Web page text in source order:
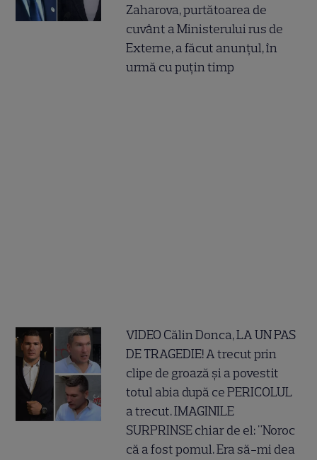
Zaharova, purtătoarea de
cuvânt a Ministerului rus de
Externe, a făcut anunțul, în
urmă cu puțin timp
VIDEO Călin Donca, LA UN PAS
DE TRAGEDIE! A trecut prin
clipe de groază și a povestit
totul abia după ce PERICOLUL
a trecut. IMAGINILE
SURPRINSE chiar de el: "Noroc
că a fost pomul. Era să-mi dea